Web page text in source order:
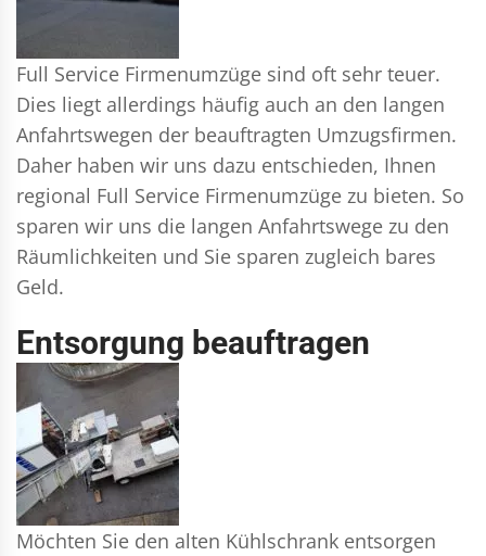
Full Service Firmenumzüge sind oft sehr teuer.
Dies liegt allerdings häufig auch an den langen
Anfahrtswegen der beauftragten Umzugsfirmen.
Daher haben wir uns dazu entschieden, Ihnen
regional Full Service Firmenumzüge zu bieten. So
sparen wir uns die langen Anfahrtswege zu den
Räumlichkeiten und Sie sparen zugleich bares
Geld.
Entsorgung beauftragen
Möchten Sie den alten Kühlschrank entsorgen